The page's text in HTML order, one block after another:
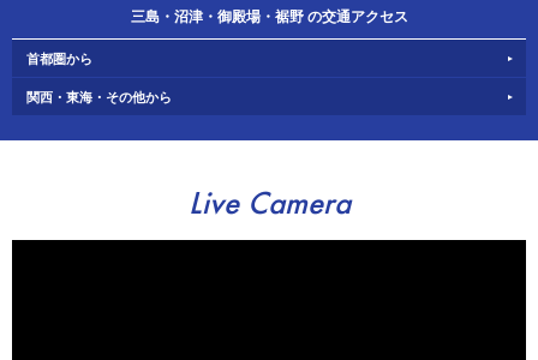
三島・沼津・御殿場・裾野 の交通アクセス
首都圏から
関西・東海・その他から
Live Camera